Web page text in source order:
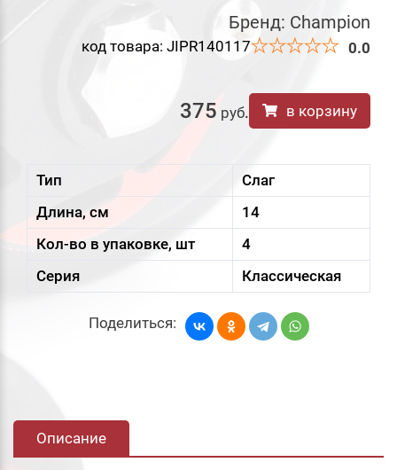
Бренд: Champion
код товара: JIPR140117 0.0
375 руб. в корзину
Тип
Слаг
Длина, см
14
Кол-во в упаковке, шт
4
Серия
Классическая
Поделиться:
Описание